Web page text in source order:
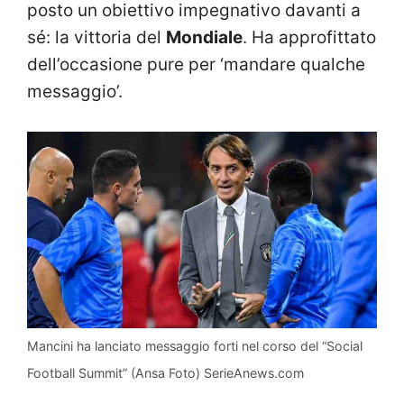
posto un obiettivo impegnativo davanti a
sé: la vittoria del Mondiale. Ha approfittato
dell’occasione pure per ‘mandare qualche
messaggio’.
Mancini ha lanciato messaggio forti nel corso del “Social
Football Summit” (Ansa Foto) SerieAnews.com